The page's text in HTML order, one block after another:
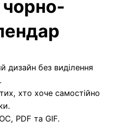
дизайн без виділення
хто хоче самостійно
PDF та GIF.